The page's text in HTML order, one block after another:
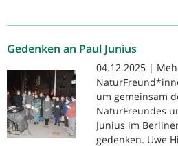
Gedenken an Paul Junius
04.12.2025 |
um gemeinsam
NaturFreundes
Junius im
gedenken. Uwe